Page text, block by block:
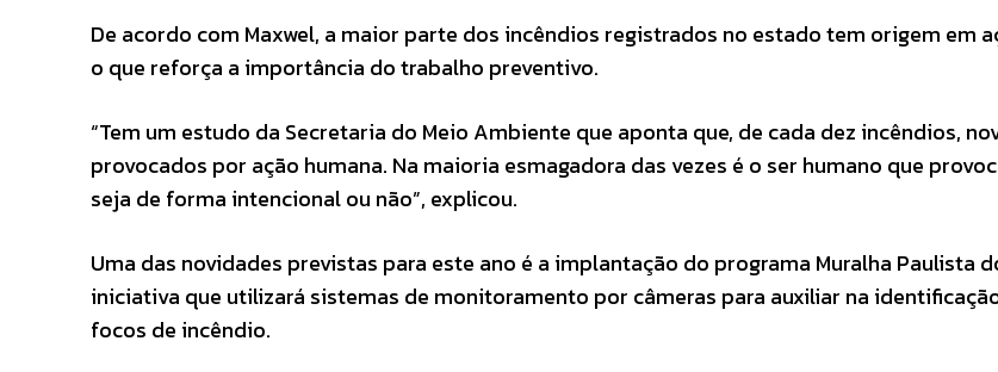
De acordo com Maxwel, a maior parte dos incêndios registrados no estado tem origem em
o que reforça a importância do trabalho preventivo.
“Tem um estudo da Secretaria do Meio Ambiente que aponta que, de cada dez incêndios,
provocados por ação humana. Na maioria esmagadora das vezes é o ser humano que
seja de forma intencional ou não”, explicou.
Uma das novidades previstas para este ano é a implantação do programa Muralha Paulista
iniciativa que utilizará sistemas de monitoramento por câmeras para auxiliar na
focos de incêndio.